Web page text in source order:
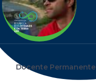
Docente Permanente